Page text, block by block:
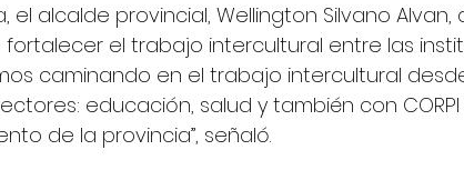
el alcalde provincial, Wellington Silvano
el trabajo intercultural entre las
caminando en el trabajo intercultural
educación, salud y también con CORPI
de la provincia”, señaló.